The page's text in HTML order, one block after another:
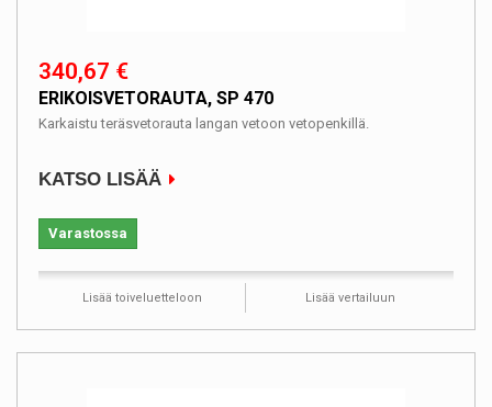
340,67 €
ERIKOISVETORAUTA, SP 470
Karkaistu teräsvetorauta langan vetoon vetopenkillä.
KATSO LISÄÄ
Varastossa
Lisää toiveluetteloon Lisää vertailuun